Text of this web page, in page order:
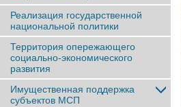
Реализация государственной
национальной политики
Территория опережающего
социально-экономического
развития
Имущественная поддержка
субъектов МСП